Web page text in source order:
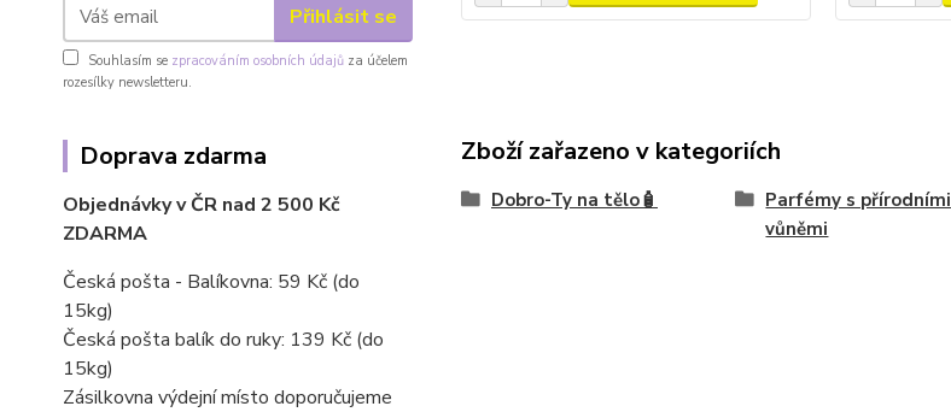
Přihlásit se
Souhlasím se zpracováním osobních údajů za účelem
rozesílky newsletteru.
Doprava zdarma
Objednávky v ČR nad 2 500 Kč
ZDARMA
Česká pošta - Balíkovna: 59 Kč (do
15kg)
Česká pošta balík do ruky: 139 Kč (do
15kg)
Zásilkovna výdejní místo doporučujeme
Zboží zařazeno v kategoriích
Dobro-Ty na tělo🧴
Parfémy s přírodními
vůněmi